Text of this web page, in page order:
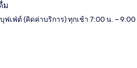
ม
ฟเฟ่ต์ (คิดค่าบริการ) ทุกเช้า 7:00 น. – 9:00